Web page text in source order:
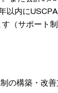
以内に
（サポート制
の構築・改善